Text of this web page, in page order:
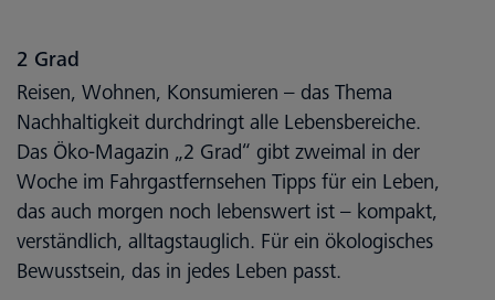
2 Grad
Reisen, Wohnen, Konsumieren – das Thema
Nachhaltigkeit durchdringt alle Lebensbereiche.
Das Öko-Magazin „2 Grad“ gibt zweimal in der
Woche im Fahrgastfernsehen Tipps für ein Leben,
das auch morgen noch lebenswert ist – kompakt,
verständlich, alltagstauglich. Für ein ökologisches
Bewusstsein, das in jedes Leben passt.